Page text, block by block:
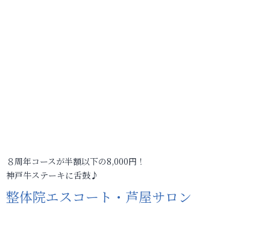
８周年コースが半額以下の8,000円！
神戸牛ステーキに舌鼓♪
整体院エスコート・芦屋サロン